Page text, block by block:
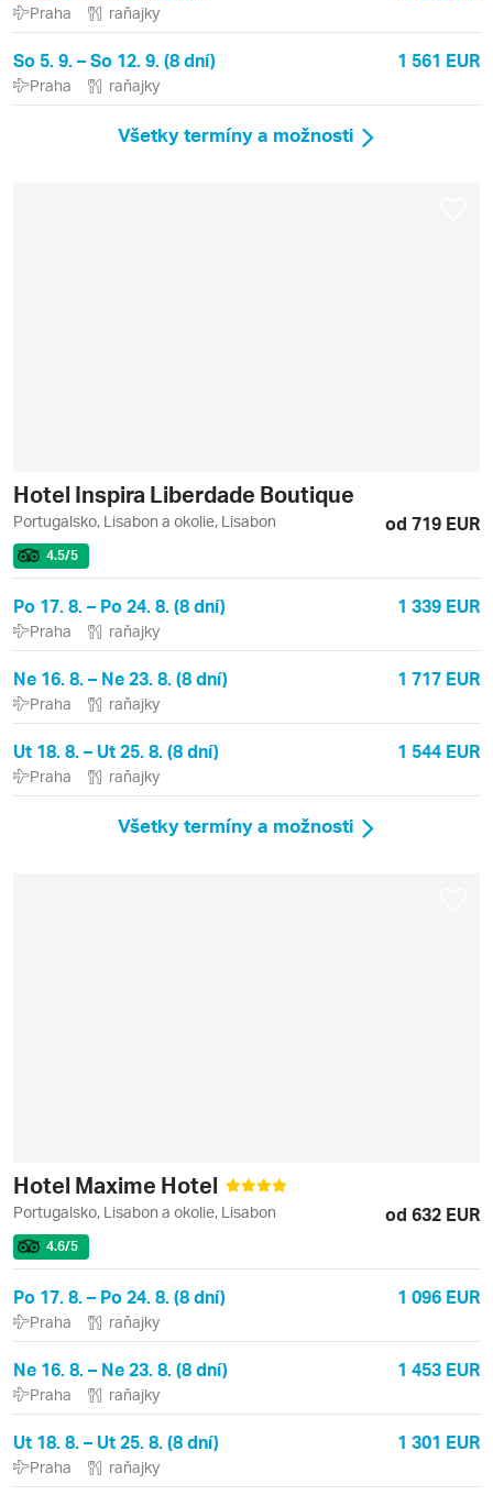
Praha raňajky
So 5. 9. – So 12. 9. (8 dní) 1 561 EUR
Praha raňajky
Všetky termíny a možnosti
Hotel Inspira Liberdade Boutique
Portugalsko, Lisabon a okolie, Lisabon od 719 EUR
4.5/5
Po 17. 8. – Po 24. 8. (8 dní) 1 339 EUR
Praha raňajky
Ne 16. 8. – Ne 23. 8. (8 dní) 1 717 EUR
Praha raňajky
Ut 18. 8. – Ut 25. 8. (8 dní) 1 544 EUR
Praha raňajky
Všetky termíny a možnosti
Hotel Maxime Hotel
Portugalsko, Lisabon a okolie, Lisabon od 632 EUR
4.6/5
Po 17. 8. – Po 24. 8. (8 dní) 1 096 EUR
Praha raňajky
Ne 16. 8. – Ne 23. 8. (8 dní) 1 453 EUR
Praha raňajky
Ut 18. 8. – Ut 25. 8. (8 dní) 1 301 EUR
Praha raňajky